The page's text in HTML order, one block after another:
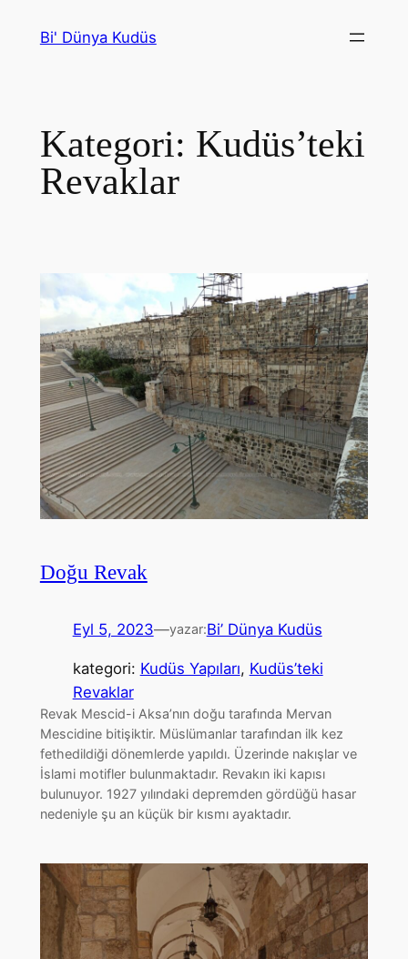
Bi' Dünya Kudüs
Kategori: Kudüs’teki
Revaklar
Doğu Revak
Eyl 5, 2023—yazar:Bi’ Dünya Kudüs
kategori: Kudüs Yapıları, Kudüs’teki
Revaklar
Revak Mescid-i Aksa’nın doğu tarafında Mervan
Mescidine bitişiktir. Müslümanlar tarafından ilk kez
fethedildiği dönemlerde yapıldı. Üzerinde nakışlar ve
İslami motifler bulunmaktadır. Revakın iki kapısı
bulunuyor. 1927 yılındaki depremden gördüğü hasar
nedeniyle şu an küçük bir kısmı ayaktadır.